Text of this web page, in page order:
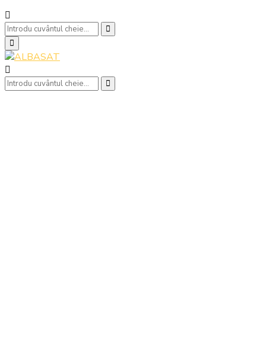
Search
for:
Search
Primary
Menu
Search
Search